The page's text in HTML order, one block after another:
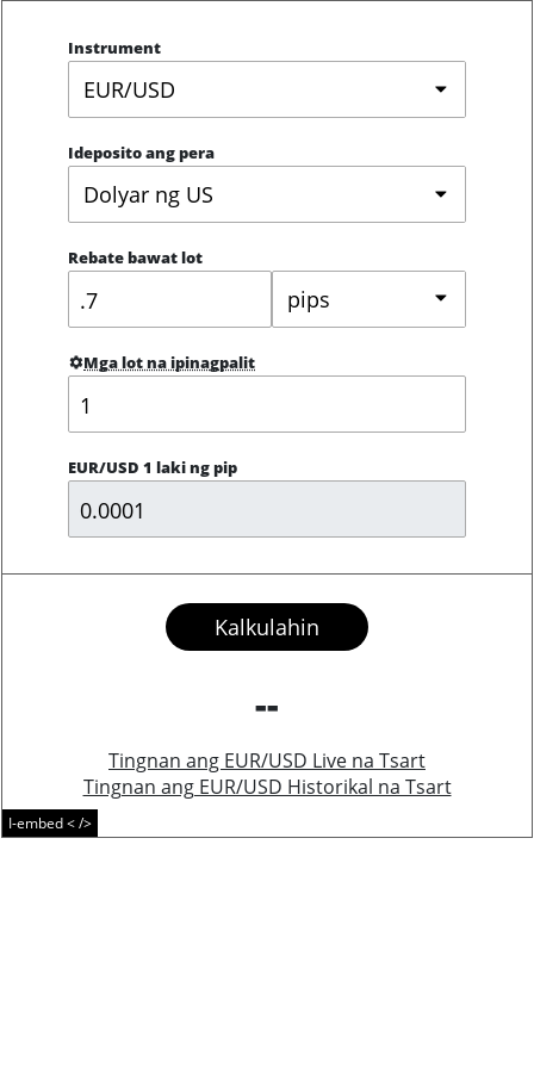
Instrument
EUR/USD
Ideposito ang pera
Dolyar ng US
Rebate bawat lot
pips
Mga lot na ipinagpalit
EUR/USD 1 laki ng pip
Kalkulahin
--
Tingnan ang EUR/USD Live na Tsart
Tingnan ang EUR/USD Historikal na Tsart
I-embed < />